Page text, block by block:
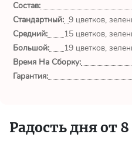
выбрала Вас. Букет
изумительный!
Ульяна
обл.
вовремя. Не подвели. Цветы
свежие. Спасибо.
Состав:
Стандартный: 9 цветков,
Средний:
15 цветков,
Большой:
19 цветков,
Время На Сборку:
Гарантия:
Радость дня от 8